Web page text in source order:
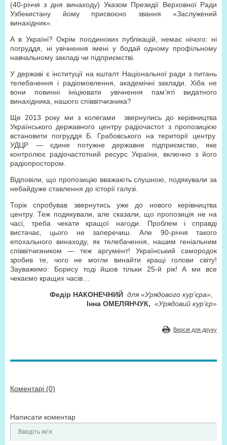
(40-річчя з дня винаходу) Указом Президії Верховної Ради
Узбекистану йому присвоєно звання «Заслужений
винахідник».
А в Україні? Окрім поодиноких публікацій, немає нічого: ні
погруддя, ні увічнення імені у бодай одному профільному
навчальному закладі чи підприємстві.
У державі є інституції на кшталт Національної ради з питань
телебачення і радіомовлення, академічні заклади. Хіба не
вони повинні ініціювати увічнення пам’яті видатного
винахідника, нашого співвітчизника?
Ще 2013 року ми з колегами звернулись до керівництва
Українського державного центру радіочастот з пропозицією
встановити погруддя Б. Грабовського на території центру.
УДЦР — єдине потужне державне підприємство, яке
контролює радіочастотний ресурс України, включно з його
радіопростором.
Відповіли, що пропозицію вважають слушною, подякували за
небайдуже ставлення до історії галузі.
Торік спробував звернутись уже до нового керівництва
центру. Теж подякували, але сказали, що пропозиція не на
часі, треба чекати кращої нагоди. Проблем і справді
вистачає, цього не заперечиш. Але 90-річчя такого
епохального винаходу, як телебачення, нашим геніальним
співвітчизником — теж аргумент! Український самородок
зробив те, чого не могли винайти кращі голови світу!
Зауважимо: Борису тоді йшов тільки 25-й рік! А ми все
чекаємо кращих часів…
Федір НАКОНЕЧНИЙ для «Урядового кур’єра»,
Інна ОМЕЛЯНЧУК, «Урядовий кур’єр»
Версія для друку
Коментарі (0)
Написати коментар